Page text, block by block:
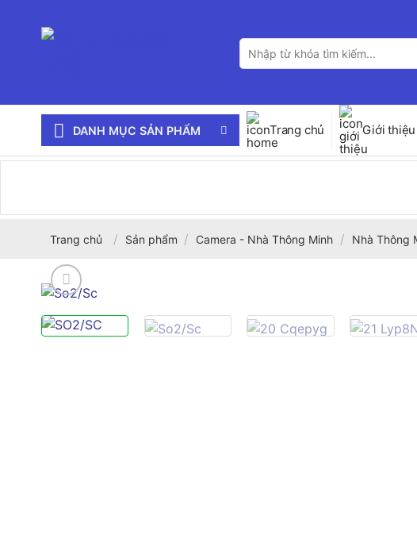
Tìm
kiếm:
DANH MỤC SẢN PHẨM Trang chủ Giới thiệu
Trang chủ / Sản phẩm / Camera - Nhà Thông Minh / Nhà Thông